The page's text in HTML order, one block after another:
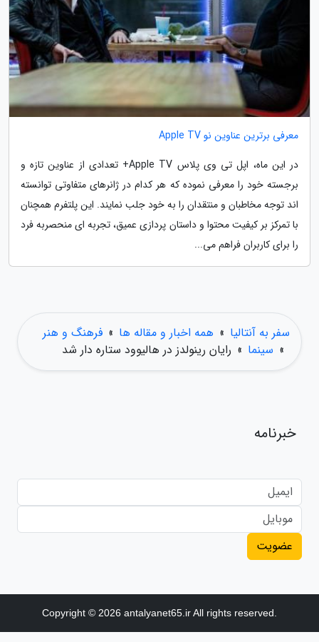
معرفی برترین عناوین نو Apple TV
در این ماه، اپل تی وی پلاس Apple TV+ تعدادی از عناوین تازه و
برجسته خود را معرفی نموده که هر کدام در ژانرهای متفاوتی توانسته
اند توجه مخاطبان و منتقدان را به خود جلب نمایند. این پلتفرم همچنان
با تمرکز بر کیفیت محتوا و داستان پردازی عمیق، تجربه ای منحصربه فرد
را برای کاربران فراهم می...
سفر به آنتالیا » همه اخبار و مقاله ها » فرهنگ و هنر
» سینما » رایان رینولدز در هالیوود ستاره دار شد
خبرنامه
عضویت
Copyright © 2026 antalyanet65.ir All rights reserved.